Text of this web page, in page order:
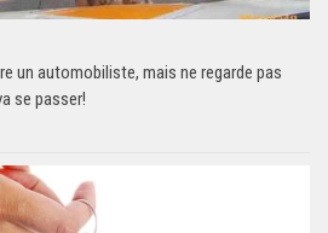
un automobiliste, mais ne regarde pas
se passer!